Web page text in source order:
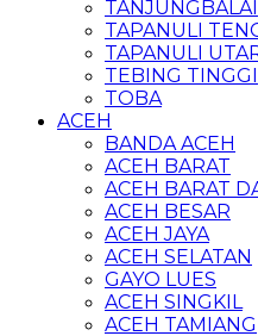
TANJUNGBALAI
TAPANULI
TAPANULI
TEBING TINGGI
TOBA
ACEH
BANDA ACEH
ACEH BARAT
ACEH BARAT
ACEH BESAR
ACEH JAYA
ACEH SELATAN
GAYO LUES
ACEH SINGKIL
ACEH TAMIANG